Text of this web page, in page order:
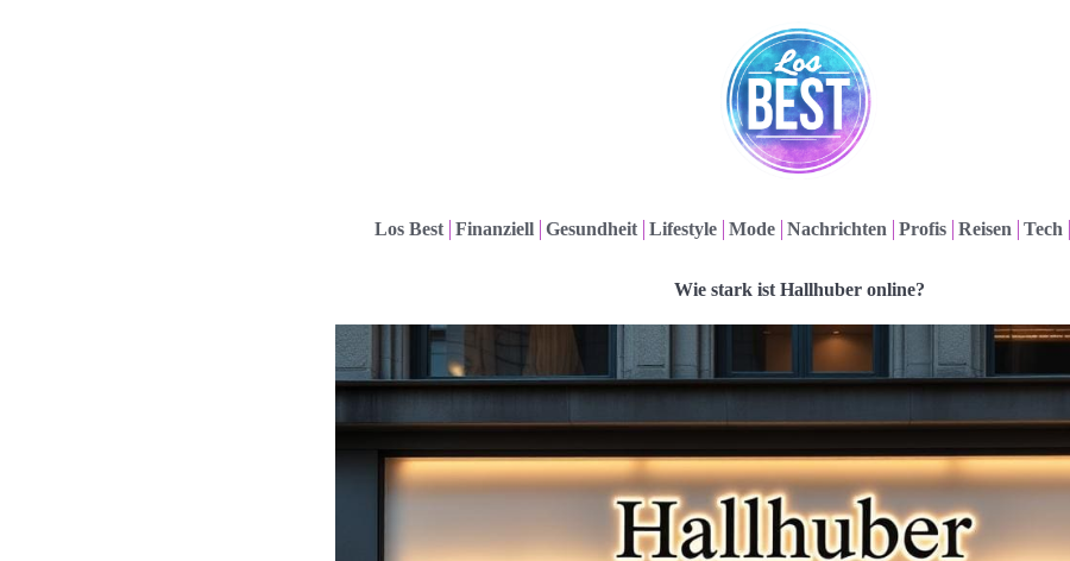
Los Best Finanziell Gesundheit Lifestyle Mode Nachrichten Profis Reisen Tech
Wie stark ist Hallhuber online?